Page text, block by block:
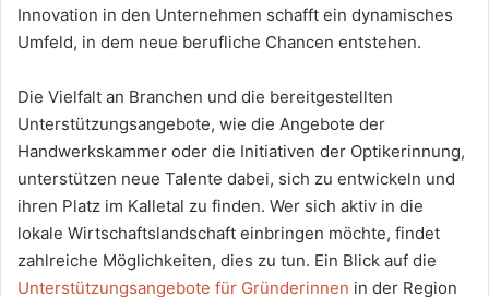
Innovation in den Unternehmen schafft ein dynamisches
Umfeld, in dem neue berufliche Chancen entstehen.
Die Vielfalt an Branchen und die bereitgestellten
Unterstützungsangebote, wie die Angebote der
Handwerkskammer oder die Initiativen der Optikerinnung,
unterstützen neue Talente dabei, sich zu entwickeln und
ihren Platz im Kalletal zu finden. Wer sich aktiv in die
lokale Wirtschaftslandschaft einbringen möchte, findet
zahlreiche Möglichkeiten, dies zu tun. Ein Blick auf die
Unterstützungsangebote für Gründerinnen in der Region